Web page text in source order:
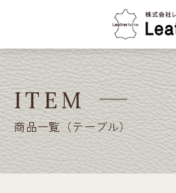
株式会社レ
ITEM
商品一覧（テーブル）